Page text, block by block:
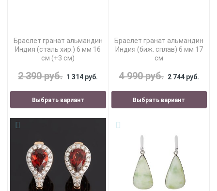
Браслет гранат альмандин
Индия (сталь хир.) 6 мм 16
см (+3 см)
2 390 руб. 1 314 руб.
Выбрать вариант
Браслет гранат альмандин
Индия (биж. сплав) 6 мм 17
см
4 990 руб. 2 744 руб.
Выбрать вариант